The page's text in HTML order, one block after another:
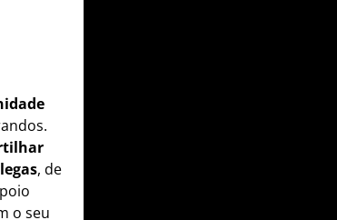
, de
o seu